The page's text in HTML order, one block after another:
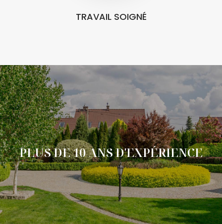
TRAVAIL SOIGNÉ
PLUS DE 10 ANS D'EXPÉRIENCE